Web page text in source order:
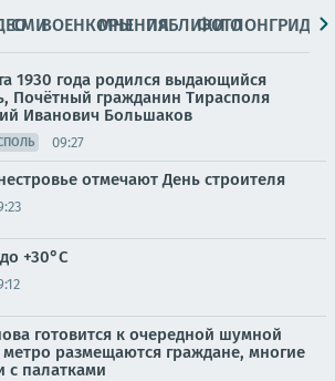
СМИВОЕНКОРЫМНЕНИЯПАБЛИКИ
ФОТОЛОНГРИДЫ
1930 года родился выдающийся
Почётный гражданин Тирасполя
Иванович Большаков
09:27
отмечают День строителя
+30°С
готовится к очередной шумной
метро размещаются граждане, многие
с палатками